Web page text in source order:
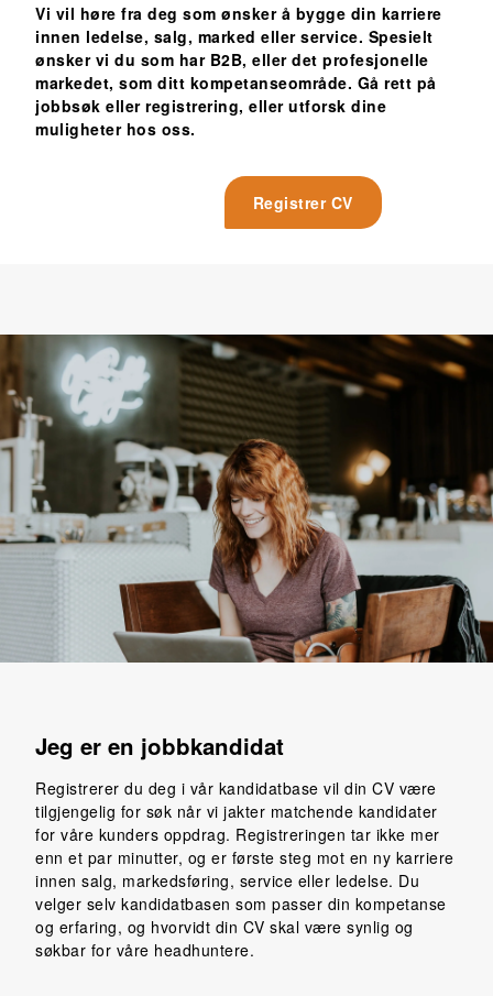
Vi vil høre fra deg som ønsker å bygge din karriere
innen ledelse, salg, marked eller service. Spesielt
ønsker vi du som har B2B, eller det profesjonelle
markedet, som ditt kompetanseområde. Gå rett på
jobbsøk eller registrering, eller utforsk dine
muligheter hos oss.
Registrer CV
Jeg er en jobbkandidat
Registrerer du deg i vår kandidatbase vil din CV være
tilgjengelig for søk når vi jakter matchende kandidater
for våre kunders oppdrag. Registreringen tar ikke mer
enn et par minutter, og er første steg mot en ny karriere
innen salg, markedsføring, service eller ledelse. Du
velger selv kandidatbasen som passer din kompetanse
og erfaring, og hvorvidt din CV skal være synlig og
søkbar for våre headhuntere.